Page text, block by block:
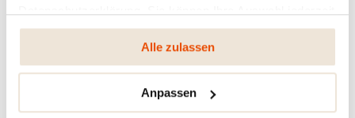
ändern oder widerrufen.
Alle zulassen
Anpassen
das zur Langlebigkeit, Effizienz und zum stimmigen
Gesamtbild Ihres Kamins beiträgt.
MEHR FREUDE AM FEUER